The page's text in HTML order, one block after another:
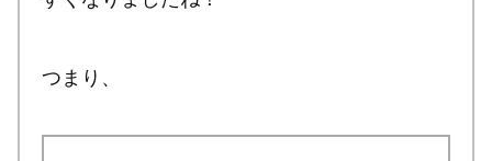
つまり、